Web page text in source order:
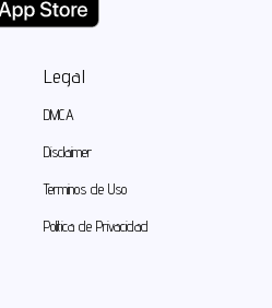
Legal
DMCA
Disclaimer
Terminos de Uso
Politica de Privacidad